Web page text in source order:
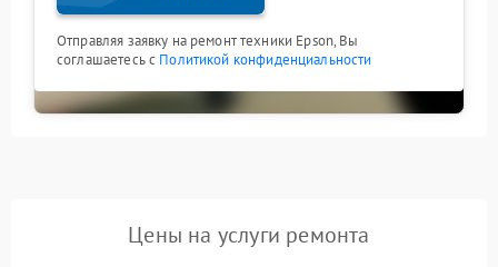
Отправляя заявку на ремонт техники Epson, Вы
соглашаетесь с Политикой конфиденциальности
Цены на услуги ремонта